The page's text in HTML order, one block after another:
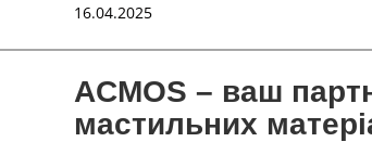
16.04.2025
ACMOS – ваш
мастильних